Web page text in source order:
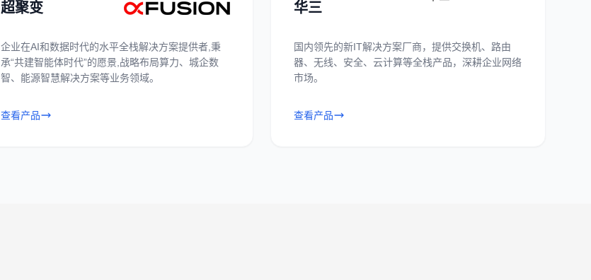
超聚变
企业在AI和数据时代的水平全栈解决方案提供者,秉
承“共建智能体时代”的愿景,战略布局算力、城企数
智、能源智慧解决方案等业务领域。
查看产品
华三
国内领先的新IT解决方案厂商，提供交换机、路由
器、无线、安全、云计算等全栈产品，深耕企业网络
市场。
查看产品